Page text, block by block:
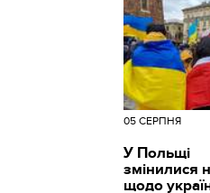
05 СЕРПНЯ
У Польщі
змінилися
щодо